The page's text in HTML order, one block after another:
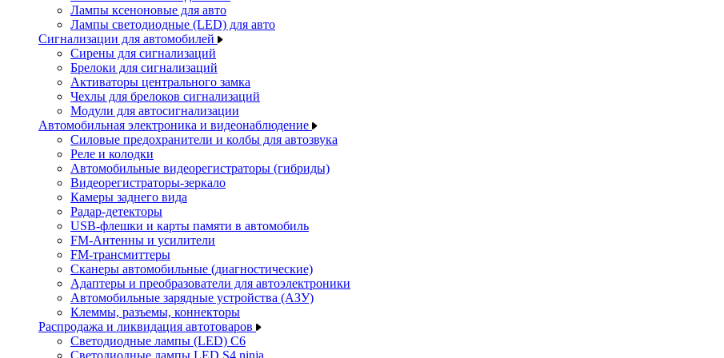
Лампы ксеноновые для авто
Лампы светодиодные (LED) для авто
Сигнализации для автомобилей
Сирены для сигнализаций
Брелоки для сигнализаций
Активаторы центрального замка
Чехлы для брелоков сигнализаций
Модули для автосигнализации
Автомобильная электроника и видеонаблюдение
Силовые предохранители и колбы для автозвука
Реле и колодки
Автомобильные видеорегистраторы (гибриды)
Видеорегистраторы-зеркало
Камеры заднего вида
Радар-детекторы
USB-флешки и карты памяти в автомобиль
FM-Антенны и усилители
FM-трансмиттеры
Сканеры автомобильные (диагностические)
Адаптеры и преобразователи для автоэлектроники
Автомобильные зарядные устройства (АЗУ)
Клеммы, разъемы, коннекторы
Распродажа и ликвидация автотоваров
Светодиодные лампы (LED) C6
Светодиодные лампы LED S4 ninja